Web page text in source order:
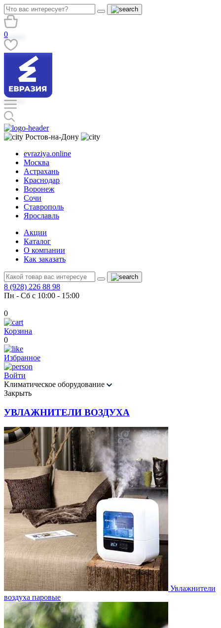
0
Ростов-на-Дону
evraziya.online
Москва
Астрахань
Краснодар
Воронеж
Сочи
Ставрополь
Ярославль
Акции
Каталог
О компании
Как заказать
8 (928) 226 88 98
Пн - Сб с 10:00 - 15:00
0
Корзина
0
Избранное
Войти
Климатическое оборудование
Закрыть
УВЛАЖНИТЕЛИ ВОЗДУХА
Увлажнители
воздуха паровые